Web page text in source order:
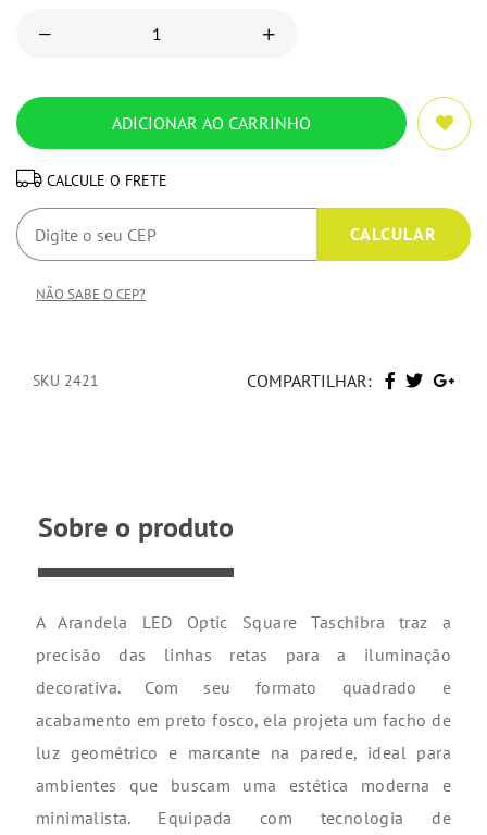
CALCULE O FRETE
NÃO SABE O CEP?
SKU 2421 COMPARTILHAR:
Sobre o produto
A Arandela LED Optic Square Taschibra traz a
precisão das linhas retas para a iluminação
decorativa. Com seu formato quadrado e
acabamento em preto fosco, ela projeta um facho de
luz geométrico e marcante na parede, ideal para
ambientes que buscam uma estética moderna e
minimalista. Equipada com tecnologia de